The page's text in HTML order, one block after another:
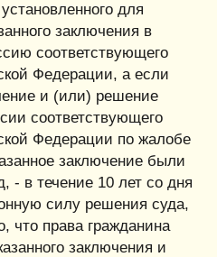
для
заключения в
соответствующего
Федерации, а если
и (или) решение
соответствующего
Федерации по жалобе
заключение были
- в течение 10 лет со дня
силу решения суда,
что права гражданина
заключения и